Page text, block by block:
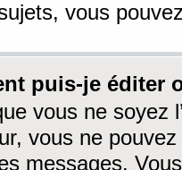
vous
puis-je éditer
vous ne soyez
vous ne
messages.